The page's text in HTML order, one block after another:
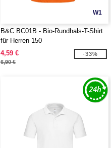
W1
B&C BC01B - Bio-Rundhals-T-Shirt
für Herren 150
4,59 €
6,90 €
-33%